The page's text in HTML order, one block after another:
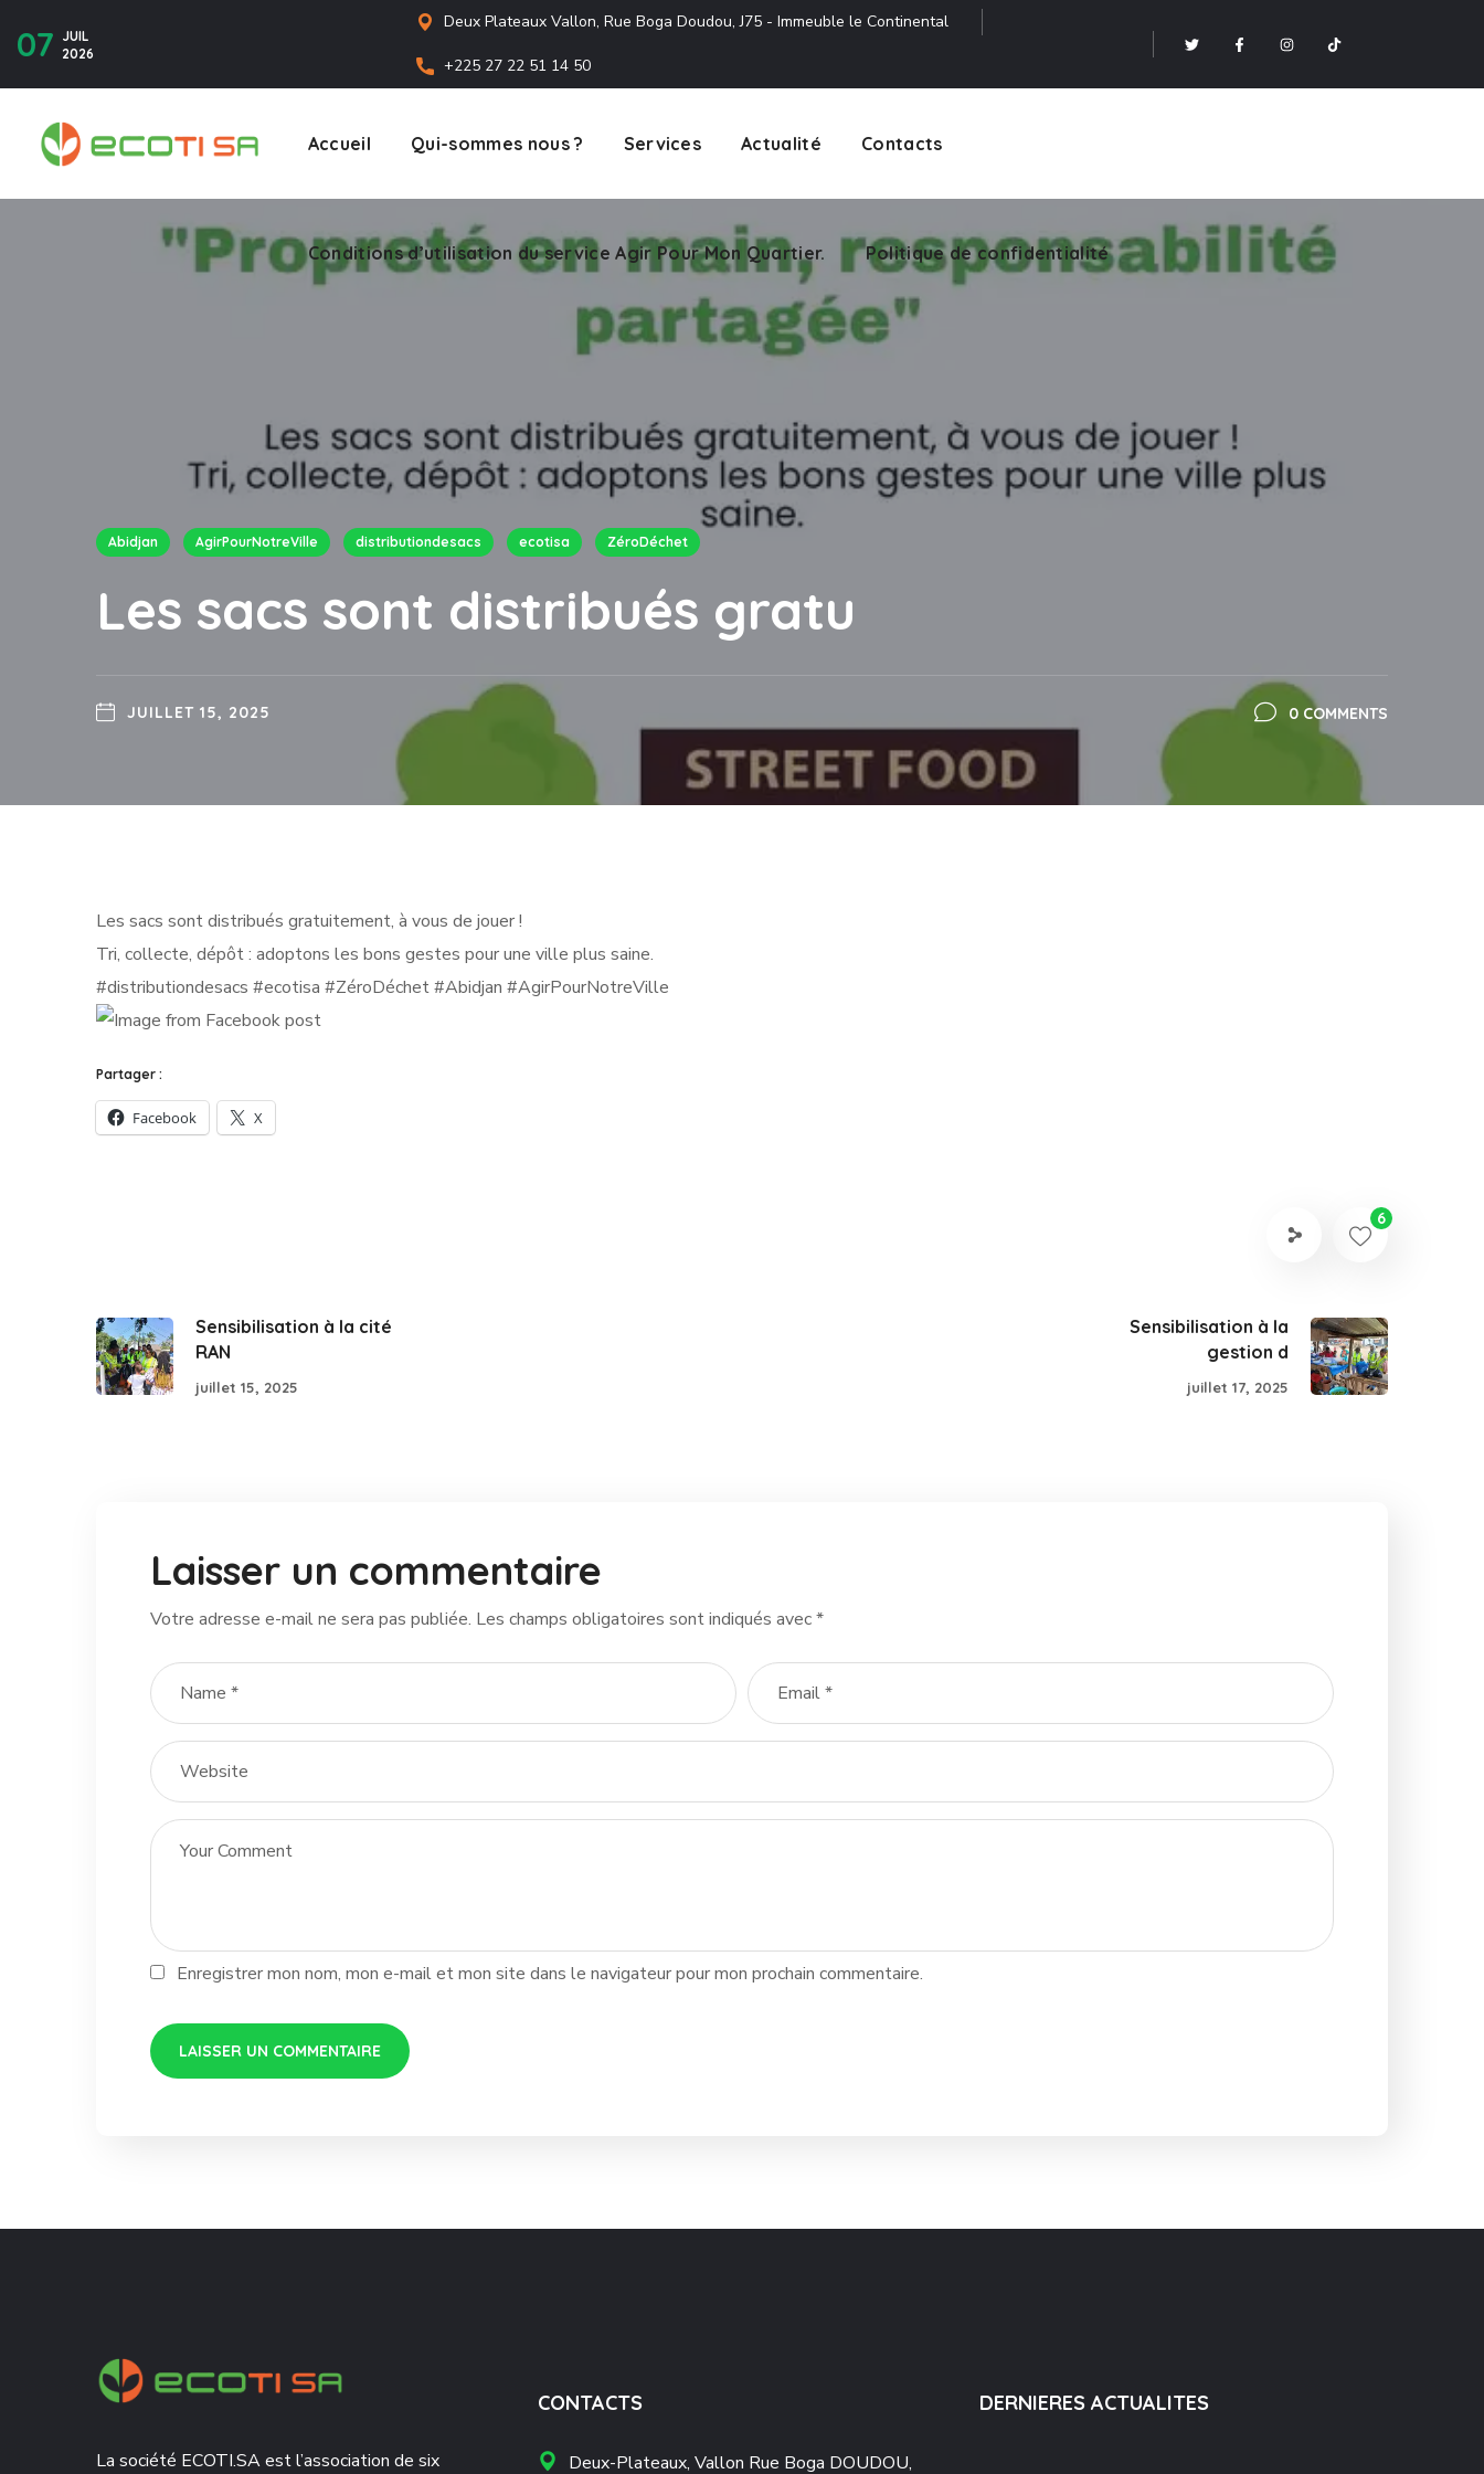
07 JUIL
2026
Deux Plateaux Vallon, Rue Boga Doudou, J75 - Immeuble le Continental
+225 27 22 51 14 50
Accueil Qui-sommes nous ? Services Actualité Contacts
Conditions d’utilisation du service Agir Pour Mon Quartier. Politique de confidentialité
Abidjan AgirPourNotreVille distributiondesacs ecotisa ZéroDéchet
Les sacs sont distribués gratu
JUILLET 15, 2025 0 COMMENTS
Les sacs sont distribués gratuitement, à vous de jouer !
Tri, collecte, dépôt : adoptons les bons gestes pour une ville plus saine.
#distributiondesacs #ecotisa #ZéroDéchet #Abidjan #AgirPourNotreVille
Partager :
Facebook X
6
Sensibilisation à la cité
RAN
juillet 15, 2025
Sensibilisation à la
gestion d
juillet 17, 2025
Laisser un commentaire
Votre adresse e-mail ne sera pas publiée. Les champs obligatoires sont indiqués avec*
Enregistrer mon nom, mon e-mail et mon site dans le navigateur pour mon prochain commentaire.
La société ECOTI.SA est l’association de six
CONTACTS
Deux-Plateaux, Vallon Rue Boga DOUDOU,
DERNIERES ACTUALITES